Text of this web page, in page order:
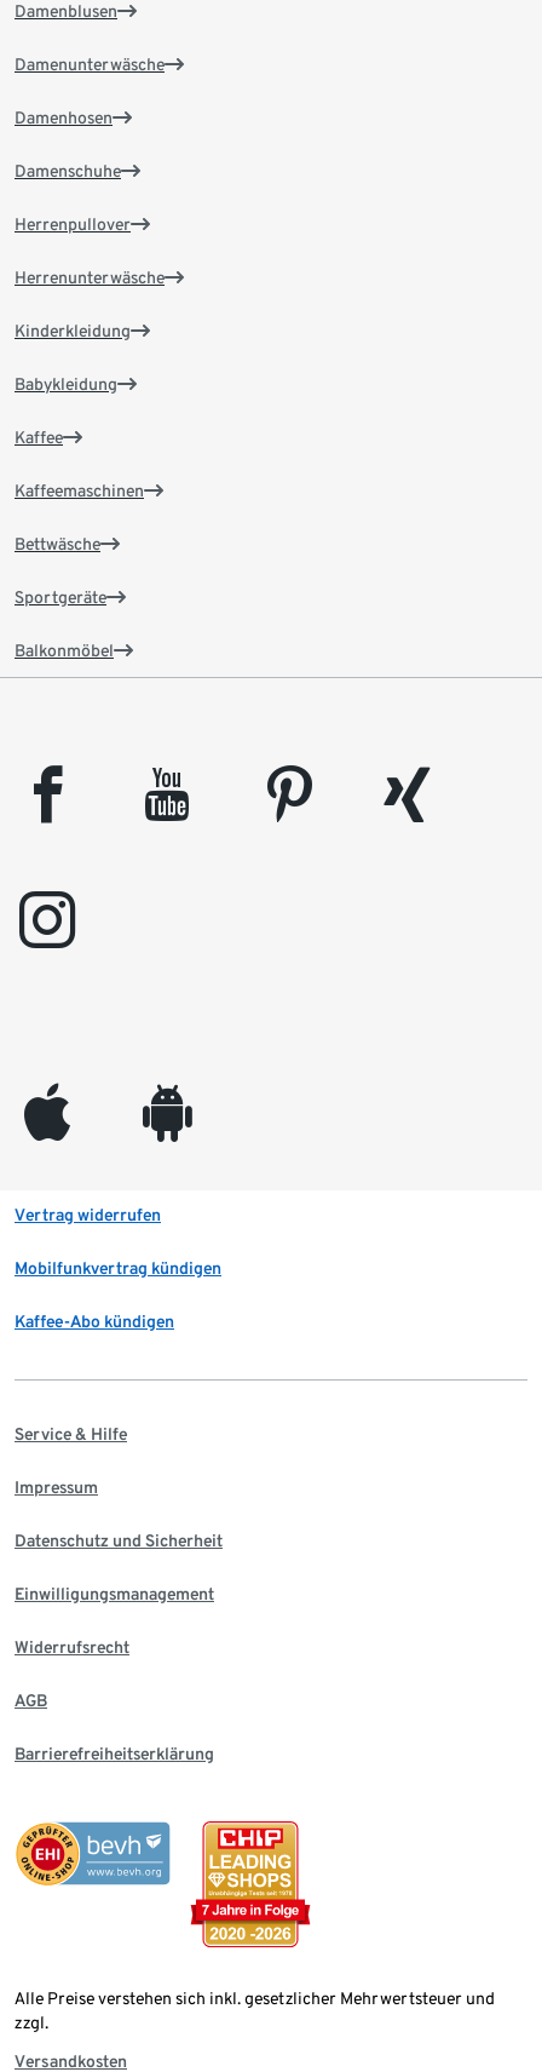
Damenblusen
Damenunterwäsche
Damenhosen
Damenschuhe
Herrenpullover
Herrenunterwäsche
Kinderkleidung
Babykleidung
Kaffee
Kaffeemaschinen
Bettwäsche
Sportgeräte
Balkonmöbel
facebook youtube pinterest
xing
instagram
appleinc android
Vertrag widerrufen
Mobilfunkvertrag kündigen
Kaffee-Abo kündigen
Service & Hilfe
Impressum
Datenschutz und Sicherheit
Einwilligungsmanagement
Widerrufsrecht
AGB
Barrierefreiheitserklärung
Alle Preise verstehen sich inkl. gesetzlicher Mehrwertsteuer und
zzgl.
Versandkosten